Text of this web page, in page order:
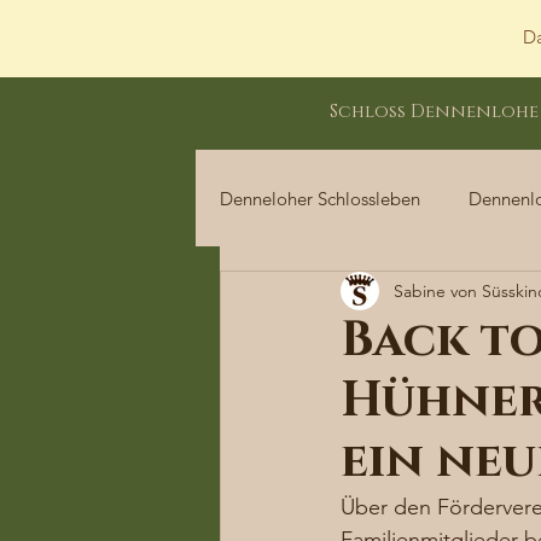
Schloss Dennenlohe
Denneloher Schlossleben
Dennenloher Schlossleben
Back
ein
Sabine von
Über den